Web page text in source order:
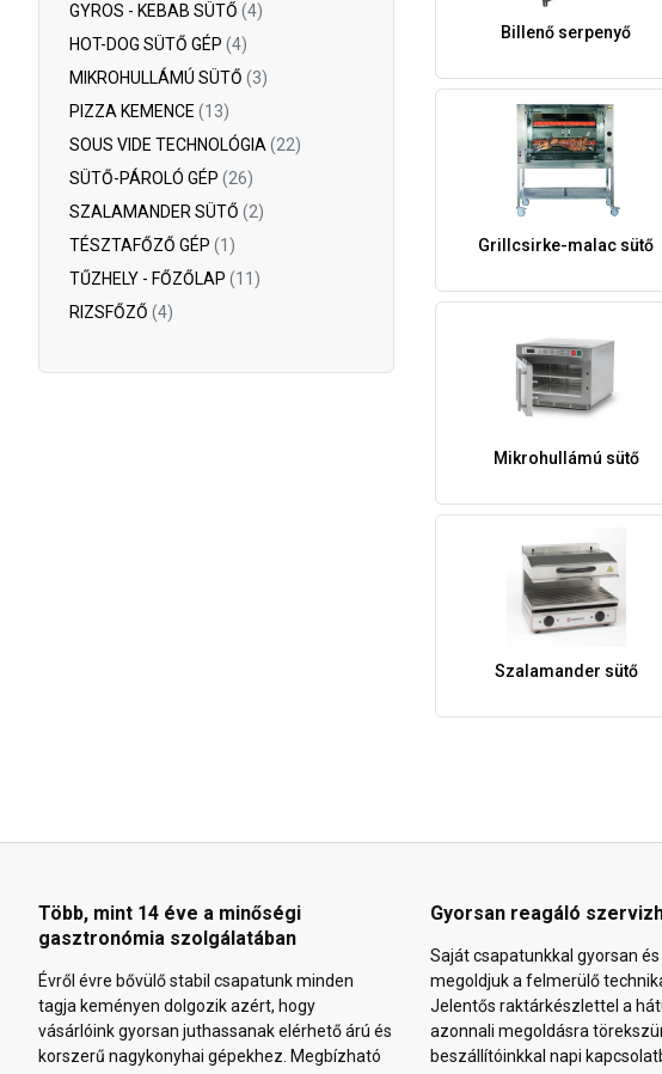
GYROS - KEBAB SÜTŐ (4)
HOT-DOG SÜTŐ GÉP (4)
MIKROHULLÁMÚ SÜTŐ (3)
PIZZA KEMENCE (13)
SOUS VIDE TECHNOLÓGIA (22)
SÜTŐ-PÁROLÓ GÉP (26)
SZALAMANDER SÜTŐ (2)
TÉSZTAFŐZŐ GÉP (1)
TŰZHELY - FŐZŐLAP (11)
RIZSFŐZŐ (4)
Billenő serpenyő
Grillcsirke-malac sütő
Mikrohullámú sütő
Szalamander sütő
Több, mint 14 éve a minőségi
gasztronómia szolgálatában
Évről évre bővülő stabil csapatunk minden
tagja keményen dolgozik azért, hogy
vásárlóink gyorsan juthassanak elérhető árú és
korszerű nagykonyhai gépekhez. Megbízható
Gyorsan reagáló
Saját csapatunkkal gyorsan
megoldjuk a felmerülő
Jelentős raktárkészlettel a
azonnali megoldásra
beszállítóinkkal napi